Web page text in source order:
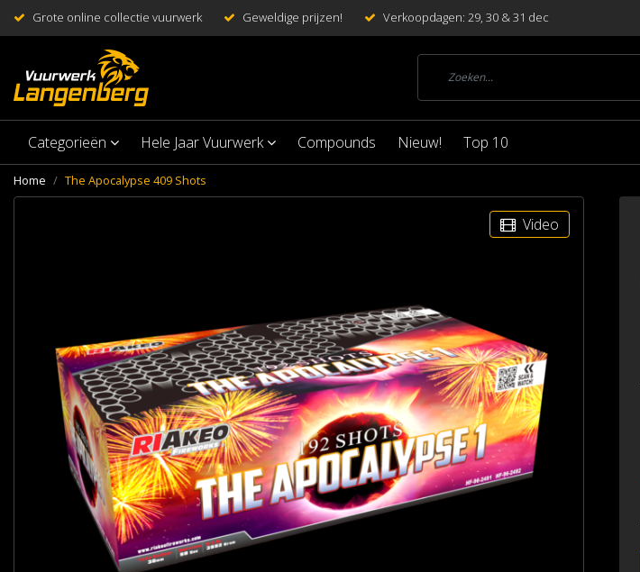
Grote online collectie vuurwerk Geweldige prijzen! Verkoopdagen: 29, 30 & 31 dec
Categorieën Hele Jaar Vuurwerk Compounds Nieuw! Top 10
Home The Apocalypse 409 Shots
Video